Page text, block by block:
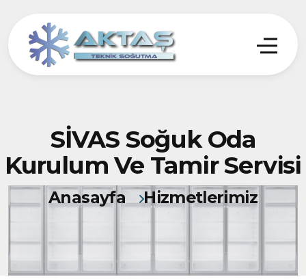
SİVAS Soğuk Oda
Kurulum Ve Tamir Servisi
Anasayfa Hizmetlerimiz